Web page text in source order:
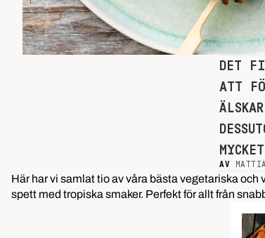
DET
ATT
AV
Här har vi samlat tio av våra bästa vegetariska
spett med tropiska smaker. Perfekt för allt från